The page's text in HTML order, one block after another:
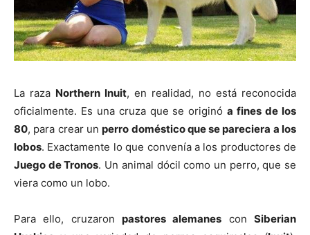
–
de
La raza Northern Inuit, en realidad, no está reconocida
oficialmente. Es una cruza que se originóa fines de los
80, para crear unperro doméstico que se pareciera a los
lobos. Exactamente lo que convenía a los productores de
Juego de Tronos. Un animal dócil como un perro, que se
viera como un lobo.
Para ello, cruzaron pastores alemanes conSiberian